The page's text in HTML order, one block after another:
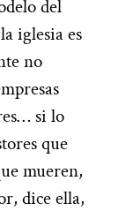
del
iglesia es
no
si lo
que
mueren,
dice ella,